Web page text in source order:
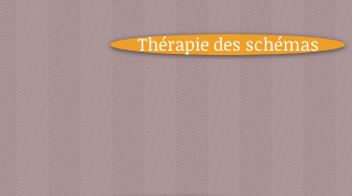
Thérapie des schémas